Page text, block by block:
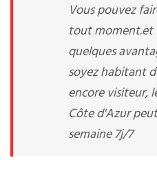
Vous pouvez
tout moment.et
quelques
soyez habitant
encore visiteur,
Côte d'Azur
semaine 7j/7